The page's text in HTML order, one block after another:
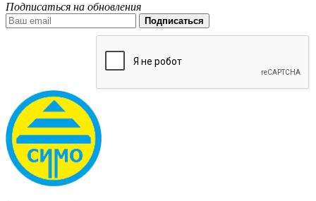
Подписаться на обновления
Подписаться